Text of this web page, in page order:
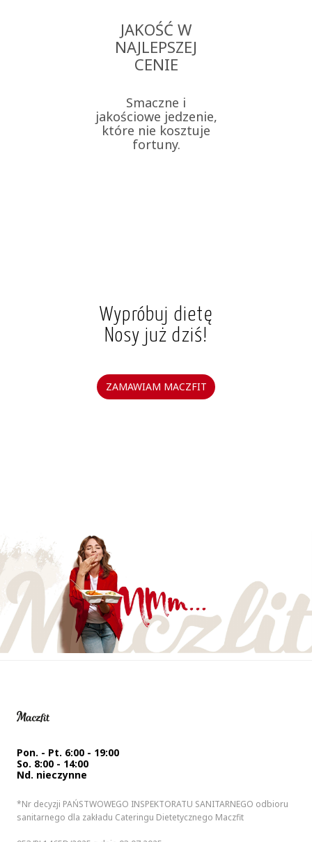
JAKOŚĆ W
NAJLEPSZEJ
CENIE
Smaczne i
jakościowe jedzenie,
które nie kosztuje
fortuny.
Wypróbuj dietę
Nosy już dziś!
ZAMAWIAM MACZFIT
Pon. - Pt. 6:00 - 19:00
So. 8:00 - 14:00
Nd. nieczynne
*Nr decyzji PAŃSTWOWEGO INSPEKTORATU SANITARNEGO odbioru
sanitarnego dla zakładu Cateringu Dietetycznego Maczfit